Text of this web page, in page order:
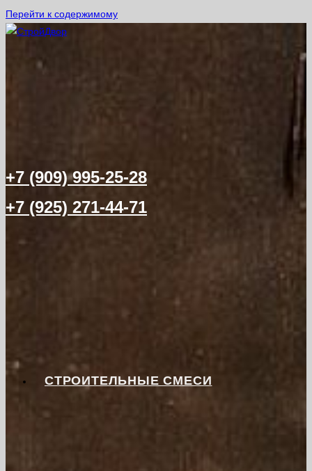
Перейти к содержимому
+7 (909) 995-25-28
+7 (925) 271-44-71
СТРОИТЕЛЬНЫЕ СМЕСИ